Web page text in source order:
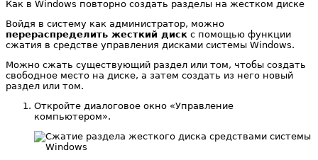
5 6 класс
Как в Windows повторно создать разделы на жестком диске
Войдя в систему как администратор, можно
перераспределить жесткий диск с помощью функции
сжатия в средстве управления дисками системы Windows.
Можно сжать существующий раздел или том, чтобы создать
свободное место на диске, а затем создать из него новый
раздел или том.
Откройте диалоговое окно «Управление
компьютером».